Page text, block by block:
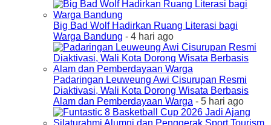
Big Bad Wolf Hadirkan Ruang Literasi bagi
Warga Bandung - 4 hari ago
Padaringan Leuweung Awi Cisurupan Resmi
Diaktivasi, Wali Kota Dorong Wisata Berbasis
Alam dan Pemberdayaan Warga - 5 hari ago